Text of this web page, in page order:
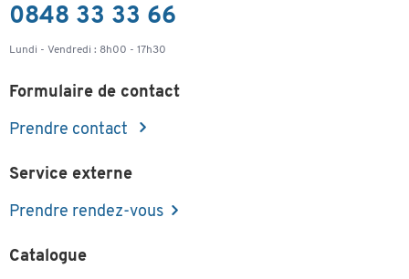
0848 33 33 66
Lundi - Vendredi : 8h00 - 17h30
Formulaire de contact
Prendre contact
Service externe
Prendre rendez-vous
Catalogue